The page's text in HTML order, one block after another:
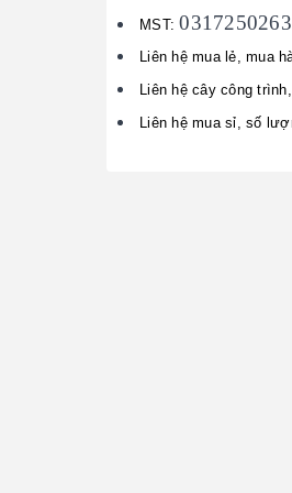
MST:0317250263
Liên hệ mua lẻ, mua
Liên hệ cây công
Liên hệ mua sỉ, số